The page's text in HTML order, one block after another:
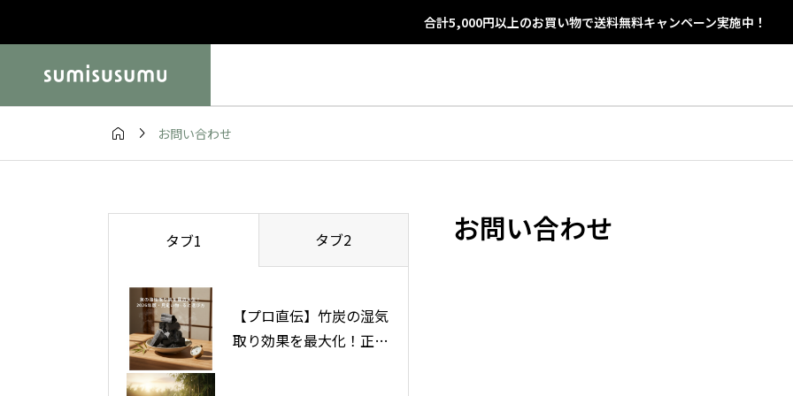
合計5,000円以上のお買い物で送料無料キャンペーン実施中！
レビュー 竹炭の使い方・活用法
い使い方と選び方
竹炭の使い方・活用法
干し時間は？5時間で効
  お問い合わせ
お問い合わせ
タブ1 タブ2
【プロ直伝】竹炭の湿気
取り効果を最大化！正し